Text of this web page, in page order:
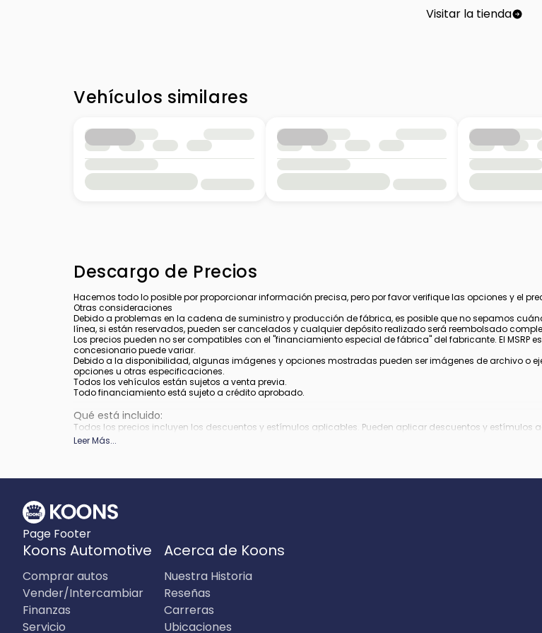
Visitar la tienda
Vehículos similares
Descargo de Precios
Hacemos todo lo posible por proporcionar información precisa, pero por favor verifique las opciones y el
Otras consideraciones
Debido a problemas en la cadena de suministro y producción de fábrica, es posible que no sepamos
línea, si están reservados, pueden ser cancelados y cualquier depósito realizado será reembolsado
Los precios pueden no ser compatibles con el "financiamiento especial de fábrica" del fabricante. El MSRP
concesionario puede variar.
Debido a la disponibilidad, algunas imágenes y opciones mostradas pueden ser imágenes de archivo o
opciones u otras especificaciones.
Todos los vehículos están sujetos a venta previa.
Todo financiamiento está sujeto a crédito aprobado.
Qué está incluido:
Todos los precios incluyen los descuentos y estímulos aplicables. Pueden aplicar descuentos y
depender de los períodos del programa de incentivos del fabricante, los cuales pueden variar o expirar.
Leer Más...
Page Footer
Koons Automotive
Comprar autos
Vender/Intercambiar
Finanzas
Servicio
Acerca de Koons
Nuestra Historia
Reseñas
Carreras
Ubicaciones